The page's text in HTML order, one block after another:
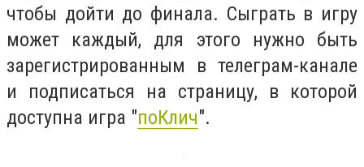
чтобы дойти до финала. Сыграть в игру
может каждый, для этого нужно быть
зарегистрированным в телеграм-канале
и подписаться на страницу, в которой
доступна игра "поКлич".